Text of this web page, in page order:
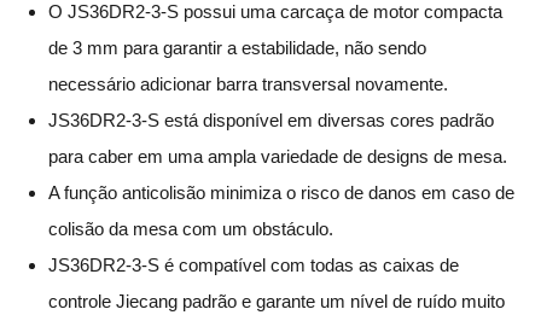
O JS36DR2-3-S possui uma carcaça de motor compacta
de 3 mm para garantir a estabilidade, não sendo
necessário adicionar barra transversal novamente.
JS36DR2-3-S está disponível em diversas cores padrão
para caber em uma ampla variedade de designs de mesa.
A função anticolisão minimiza o risco de danos em caso de
colisão da mesa com um obstáculo.
JS36DR2-3-S é compatível com todas as caixas de
controle Jiecang padrão e garante um nível de ruído muito